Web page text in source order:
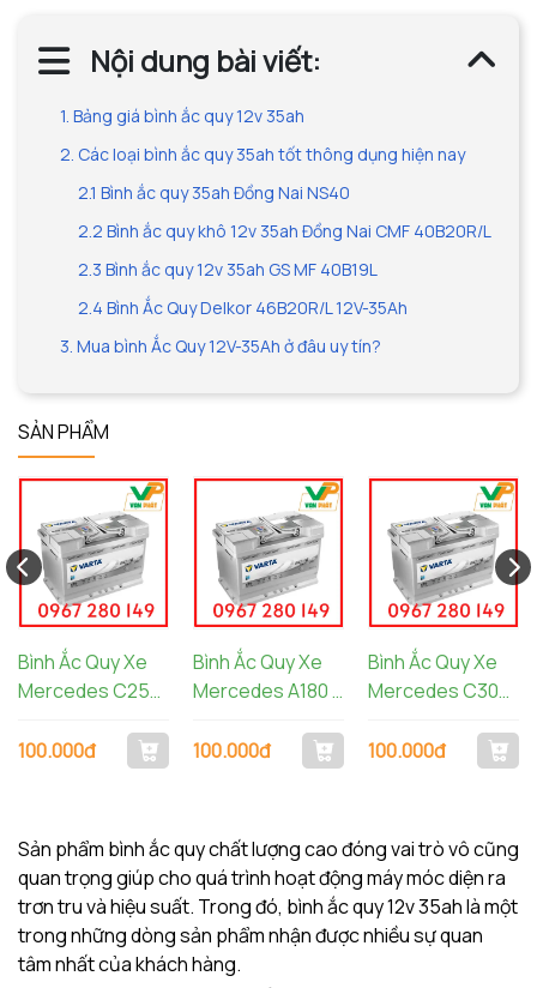
Nội dung bài viết:
1. Bảng giá bình ắc quy 12v 35ah
2. Các loại bình ắc quy 35ah tốt thông dụng hiện nay
2.1 Bình ắc quy 35ah Đồng Nai NS40
2.2 Bình ắc quy khô 12v 35ah Đồng Nai CMF 40B20R/L
2.3 Bình ắc quy 12v 35ah GS MF 40B19L
2.4 Bình Ắc Quy Delkor 46B20R/L 12V-35Ah
3. Mua bình Ắc Quy 12V-35Ah ở đâu uy tín?
SẢN PHẨM
Bình Ắc Quy Xe
Mercedes C250
LN3
100.000đ
Bình Ắc Quy Xe
Mercedes A180 -
70AH AGM LN3
100.000đ
Bình Ắc Quy Xe
Mercedes C300
LN3
100.000đ
Sản phẩm bình ắc quy chất lượng cao đóng vai trò vô cũng
quan trọng giúp cho quá trình hoạt động máy móc diện ra
trơn tru và hiệu suất. Trong đó, bình ắc quy 12v 35ah là một
trong những dòng sản phẩm nhận được nhiều sự quan
tâm nhất của khách hàng.